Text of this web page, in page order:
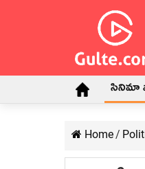
సినిమా
Home/